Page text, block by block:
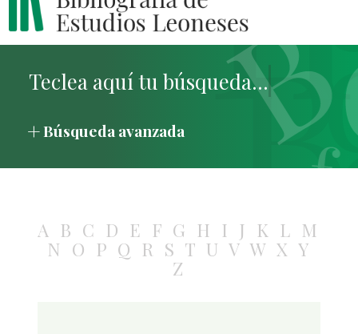
Búsqueda avanzada
A B C D E F G H I J K L M
N O P Q R S T U V W X Y
Z